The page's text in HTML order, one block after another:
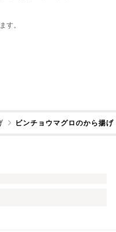
す。
ビンチョウマグロのから揚げ